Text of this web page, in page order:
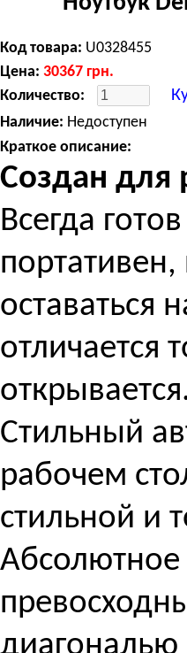
Код товара: U0328455
Цена: 30367 грн.
Количество:
Наличие: Недоступен
Краткое описание:
Создан для
Всегда
оставаться
отличается
Стильный
рабочем
стильной и
Абсолютное